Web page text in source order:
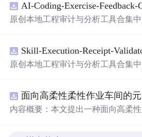
新领域的AI+数智化解决方案，推动
智能化发展。
原创本地工程审计与分析工具合集
README、运行说明、功能清单、
权声明。解压后进入project目录，执
目源码、Logo、官方截图、论文、
材。适合前端开发、AI应用工程、
原创本地工程审计与分析工具合集
README、运行说明、功能清单、
权声明。解压后进入project目录，执
内容概要：本文提出一种面向高柔